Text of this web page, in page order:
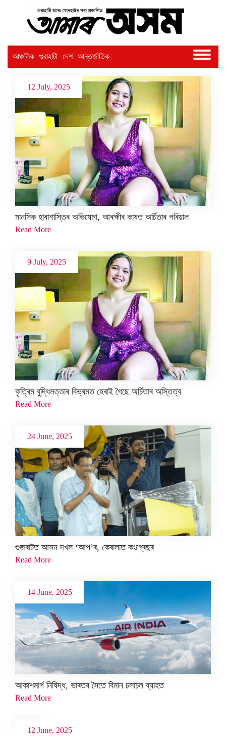
আঞ্চলিক গুৱাহাটী দেশ আন্তৰ্জাতিক
12 July, 2025
মানসিক হাৰাশাস্তিৰ অভিযোগ, আৰক্ষীৰ কাষত অৰ্চিতাৰ পৰিয়াল
Read More
9 July, 2025
কৃত্ৰিম বুদ্ধিমত্তাৰ বিভ্ৰমত হেৰাই গৈছে অৰ্চিতাৰ অস্তিত্ব
Read More
24 June, 2025
গুজৰাটত আসন দখল ‘আপ’ৰ, কেৰালাত কংগ্ৰেছৰ
Read More
14 June, 2025
আকাশমাৰ্গ নিষিদ্ধ, ভাৰতৰ সৈতে বিমান চলাচল ব্যাহত
Read More
12 June, 2025